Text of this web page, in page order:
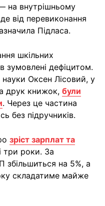
на внутрішньому
від перевиконання
Підласа.
шкільних
зумовлені дефіцитом.
науки Оксен Лісовий, у
друк книжок, були
. Через це частина
без підручників.
зріст зарплат та
три роки. За
збільшиться на 5%, а
складатиме майже